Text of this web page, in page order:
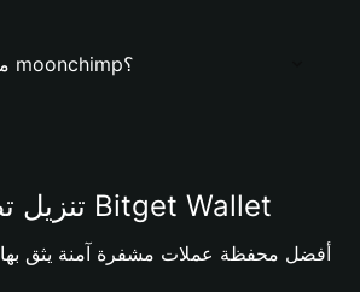
ما هي قيمة عملة moonchimp؟
تنزيل تطبيق محفظة Bitget Wallet
أفضل محفظة عملات مشفرة آمنة يثق بها 40 مليون مستخدم